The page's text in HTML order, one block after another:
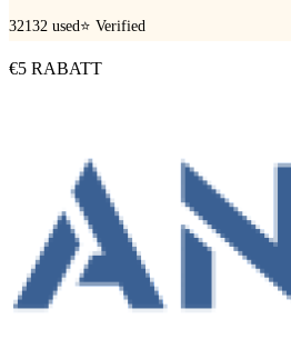
32132 used ⭐ Verified
€5 RABATT